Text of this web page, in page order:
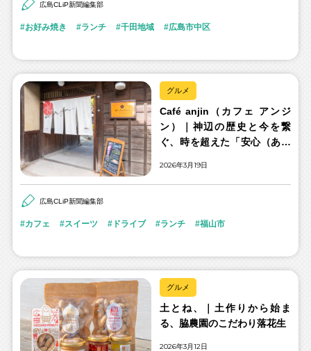
広島CLiP新聞編集部
お好み焼き ランチ 千田地域 広島市中区
グルメ
Café anjin（カフェ アンジ
ン）｜神辺の歴史と今を繋
ぐ、時を超えた「安心（あん
2026年3月19日
広島CLiP新聞編集部
カフェ スイーツ ドライブ ランチ 福山市
グルメ
土とね、｜土作りから始ま
る、脇農園のこだわり落花生
2026年3月12日